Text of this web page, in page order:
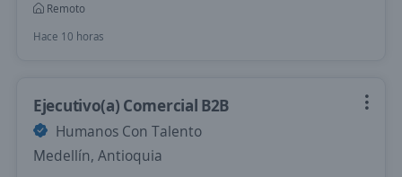
Remoto
Hace 10 horas
Ejecutivo(a) Comercial B2B
Humanos Con Talento
Medellín, Antioquia